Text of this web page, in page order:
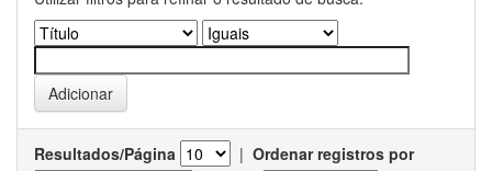
Resultados/Página | Ordenar registros por